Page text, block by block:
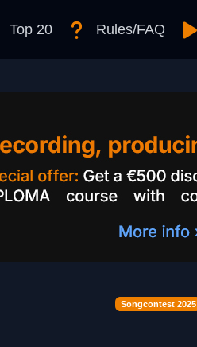
Top 20 Rules/FAQ
Songcontest 2025